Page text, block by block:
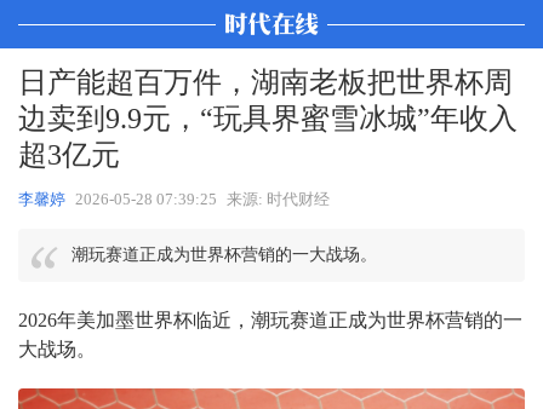
日产能超百万件，湖南老板把世界杯周
边卖到9.9元，“玩具界蜜雪冰城”年收入
超3亿元
李馨婷 2026-05-28 07:39:25 来源: 时代财经
潮玩赛道正成为世界杯营销的一大战场。
2026年美加墨世界杯临近，潮玩赛道正成为世界杯营销的一
大战场。